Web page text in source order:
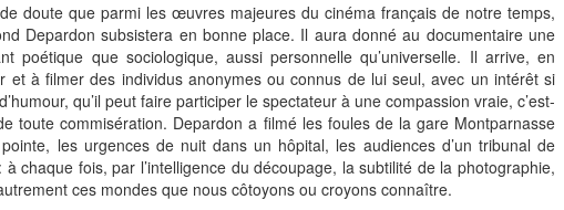
doute que parmi les œuvres majeures du cinéma français de notre temps,
Depardon subsistera en bonne place. Il aura donné au documentaire une
poétique que sociologique, aussi personnelle qu’universelle. Il arrive, en
et à filmer des individus anonymes ou connus de lui seul, avec un intérêt si
qu’il peut faire participer le spectateur à une compassion vraie, c’est-
toute commisération. Depardon a filmé les foules de la gare Montparnasse
les urgences de nuit dans un hôpital, les audiences d’un tribunal de
chaque fois, par l’intelligence du découpage, la subtilité de la photographie,
ces mondes que nous côtoyons ou croyons connaître.